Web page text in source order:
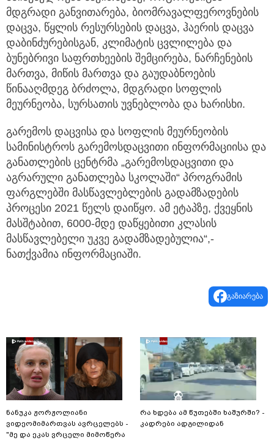
მდგრადი განვითარება, ბიომრავალფეროვნების
დაცვა, წყლის რესურსების დაცვა, ჰაერის დაცვა
დაბინძურებისგან, კლიმატის ცვლილება და
ბუნებრივი საფრთხეების შემცირება, ნარჩენების
მართვა, მიწის მართვა და გაუდაბნოების
წინააღმდეგ ბრძოლა, მდგრადი სოფლის
მეურნეობა, სურსათის უვნებლობა და ხარისხი.
გარემოს დაცვისა და სოფლის მეურნეობის
სამინისტროს გარემოსდაცვითი ინფორმაციისა და
განათლების ცენტრმა „გარემოსდაცვითი და
აგრარული განათლება სკოლაში“ პროგრამის
ფარგლებში მასწავლებლების გადამზადების
პროცესი 2021 წელს დაიწყო. ამ ეტაპზე, ქვეყნის
მასშტაბით, 6000-მდე დაწყებითი კლასის
მასწავლებელი უკვე გადამზადებულია“,-
ნათქვამია ინფორმაციაში.
გაზიარება
ნანუკა ჟორჟოლიანი
ვიდეომიმართვას ავრცელებს -
"მე და ეკას ვრცელი მიმოწერა
რა ხდება ამ წუთებში ხაშურში? -
კადრები ადგილიდან